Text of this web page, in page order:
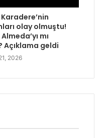
olay olmuştu!
mı
geldi
2026